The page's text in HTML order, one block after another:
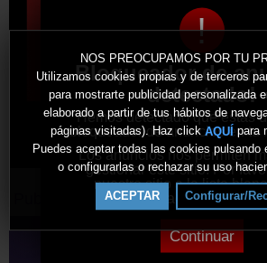
!
Bloqueador de
detectado!
Hemos detectado que estás
bloqueador de anuncios en tu
Los anuncios nos permiten
gestionar este sitio. Por
nuestro sitio a la lista
bloqueador de
Continuar
NOS PREOCUPAMOS POR TU
Utilizamos cookies propias y de terceros
para mostrarte publicidad personalizada
elaborado a partir de tus hábitos de
páginas visitadas). Haz click AQUÍ para
Puedes aceptar todas las cookies pulsando
o configurarlas o rechazar su uso
ACEPTAR Configurar/